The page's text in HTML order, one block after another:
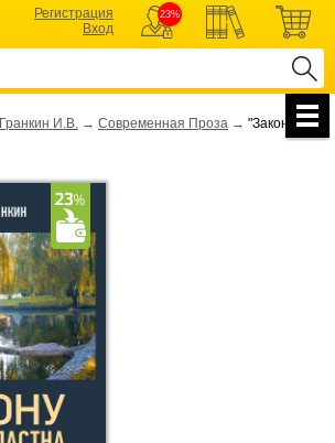
Регистрация
Вход
23%
Гранкин И.В. → Современная Проза → "Закону не